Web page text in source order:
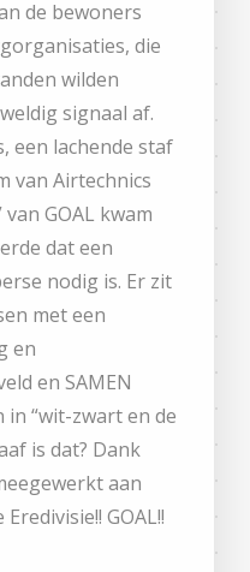
de bewoners
die
wilden
signaal af.
een lachende staf
van Airtechnics
GOAL kwam
dat een
nodig is. Er zit
met een
en
en SAMEN
in “wit-zwart en de
is dat? Dank
aan
GOAL!!